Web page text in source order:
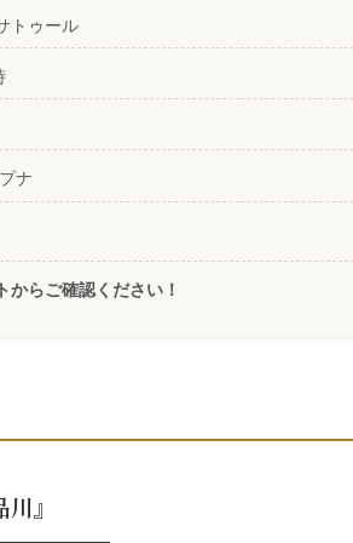
トゥール
ナ
からご確認ください！
』